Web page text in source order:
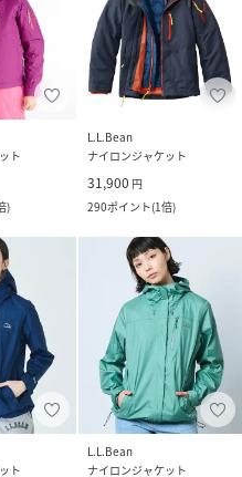
ト
)
L.L.Bean
ナイロンジャケット
31,900 円
290ポイント(1倍)
ト
L.L.Bean
ナイロンジャケット